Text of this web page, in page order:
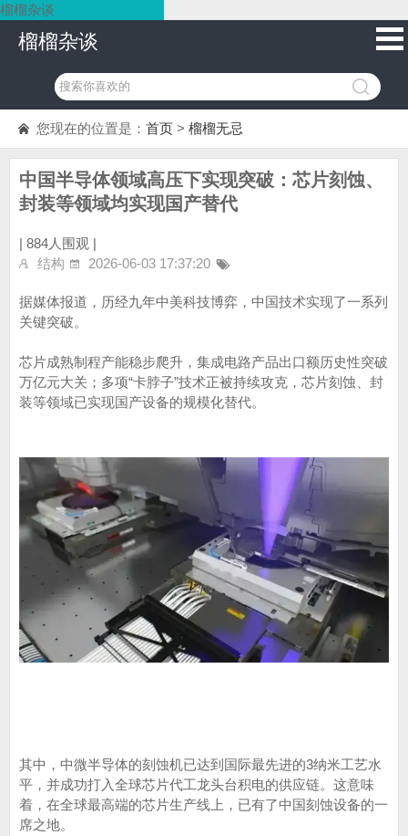
榴榴杂谈
榴榴杂谈
您现在的位置是： 首页 > 榴榴无忌
中国半导体领域高压下实现突破：芯片刻蚀、
封装等领域均实现国产替代
| 884人围观 |
结构
2026-06-03 17:37:20
据媒体报道，历经九年中美科技博弈，中国技术实现了一系列
关键突破。
芯片成熟制程产能稳步爬升，集成电路产品出口额历史性突破
万亿元大关；多项“卡脖子”技术正被持续攻克，芯片刻蚀、封
装等领域已实现国产设备的规模化替代。
其中，中微半导体的刻蚀机已达到国际最先进的3纳米工艺水
平，并成功打入全球芯片代工龙头台积电的供应链。这意味
着，在全球最高端的芯片生产线上，已有了中国刻蚀设备的一
席之地。